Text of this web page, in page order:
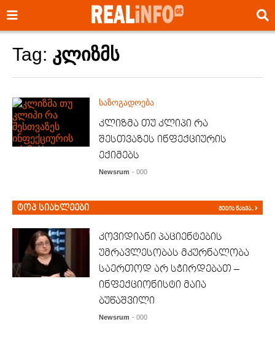
Tag: კლიზმს
საზოგადოება
კლიზმა თუ კლიპი რა
შესთვაზეს ინფექციურის
ექიმებს
Newsrum - 000
ტოპ სიახლეები მეტის ნახვა..
კოვიდიანი პაციენტების
უმრავლესობას მკურნალობა
საერთოდ არ სჭირდებათ –
ინფექციონისტი მაია
ბუწაშვილი
Newsrum - 000